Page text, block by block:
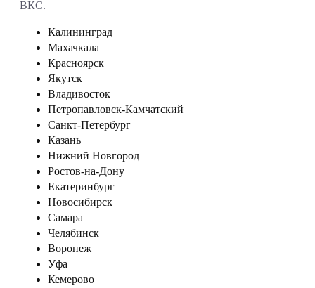
ВКС.
Калининград
Махачкала
Красноярск
Якутск
Владивосток
Петропавловск-Камчатский
Санкт-Петербург
Казань
Нижний Новгород
Ростов-на-Дону
Екатеринбург
Новосибирск
Самара
Челябинск
Воронеж
Уфа
Кемерово